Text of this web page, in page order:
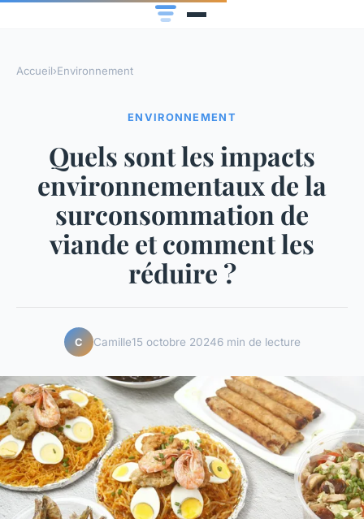
Accueil›Environnement
ENVIRONNEMENT
Quels sont les impacts
environnementaux de la
surconsommation de
viande et comment les
réduire ?
C Camille15 octobre 20246 min de lecture